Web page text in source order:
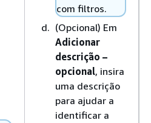
com filtros.
(Opcional) Em
Adicionar
descrição –
opcional, insira
uma descrição
para ajudar a
identificar a